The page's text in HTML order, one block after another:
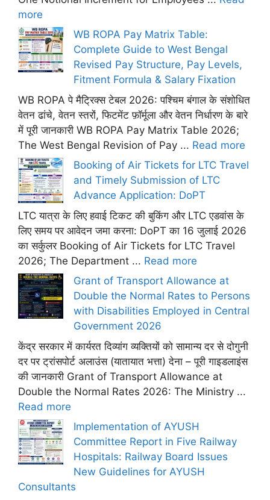
more
WB ROPA Pay Matrix Table:
Complete Guide to West Bengal
Revised Pay Structure, Pay Levels,
Fitment Formula & Salary Fixation
WB ROPA पे मैट्रिक्स टेबल 2026: पश्चिम बंगाल के संशोधित
वेतन ढांचे, वेतन स्तरों, फिटमेंट फ़ॉर्मूला और वेतन निर्धारण के बारे
में पूरी जानकारी WB ROPA Pay Matrix Table 2026;
The West Bengal Revision of Pay ... Read more
Booking of Air Tickets for LTC Travel
and Timely Submission of LTC
Advance Application: DoPT
LTC यात्रा के लिए हवाई टिकट की बुकिंग और LTC एडवांस के
लिए समय पर आवेदन जमा करना: DoPT का 16 जुलाई 2026
का सर्कुलर Booking of Air Tickets for LTC Travel
2026; The Department ... Read more
Grant of Transport Allowance at
Double the Normal Rates to Persons
with Disabilities Employed in Central
Government 2026
केंद्र सरकार में कार्यरत दिव्यांग व्यक्तियों को सामान्य दर से दोगुनी
दर पर ट्रांसपोर्ट अलाउंस (यातायात भत्ता) देना – पूरी गाइडलाइंस
की जानकारी Grant of Transport Allowance at
Double the Normal Rates 2026: The Ministry ...
Read more
Implementation of AYUSH
Committee Report in Five Railway
Hospitals: Railway Board Issues
New Guidelines for AYUSH
Consultants